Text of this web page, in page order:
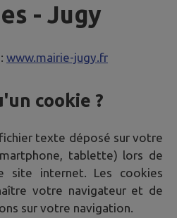
- Jugy
www.mairie-jugy.fr
cookie ?
texte déposé sur votre
tablette) lors de
site internet. Les cookies
votre navigateur et de
sur votre navigation.